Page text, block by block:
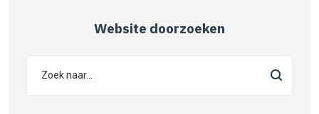
Website doorzoeken